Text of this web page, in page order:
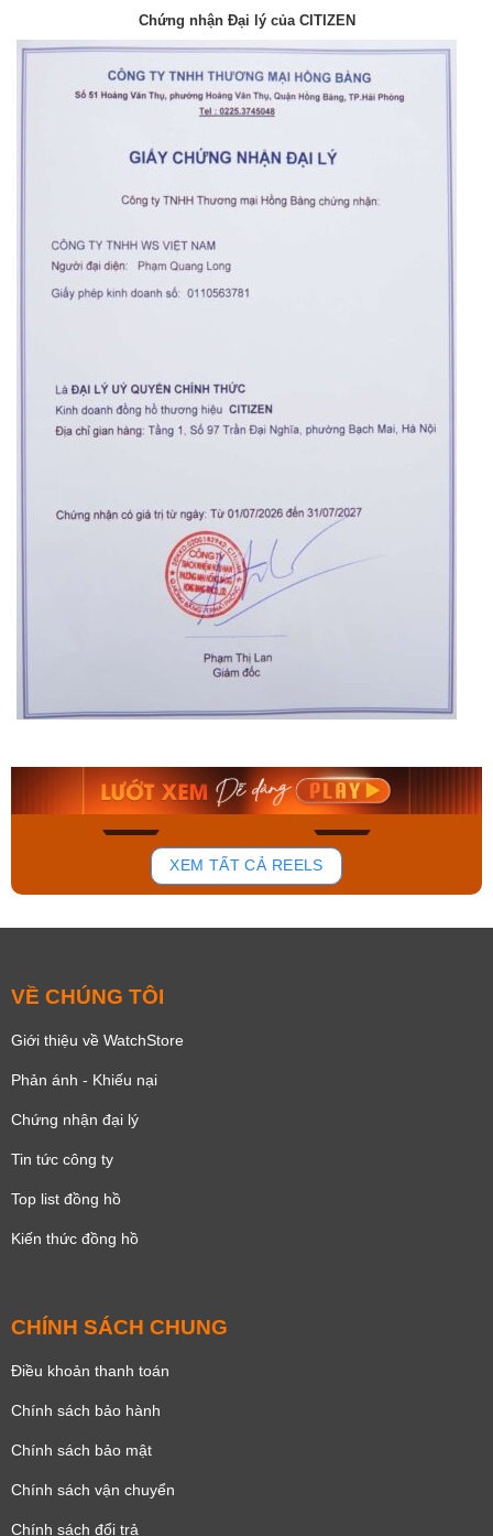
Chứng nhận Đại lý của CITIZEN
168
Orient Nam RA-
Mua ngay
Casio Nam MTS-
Mua ngay
XEM TẤT CẢ REELS
VỀ CHÚNG TÔI
Giới thiệu về WatchStore
Phản ánh - Khiếu nại
Chứng nhận đại lý
Tin tức công ty
Top list đồng hồ
Kiến thức đồng hồ
CHÍNH SÁCH CHUNG
Điều khoản thanh toán
Chính sách bảo hành
Chính sách bảo mật
Chính sách vận chuyển
Chính sách đổi trả